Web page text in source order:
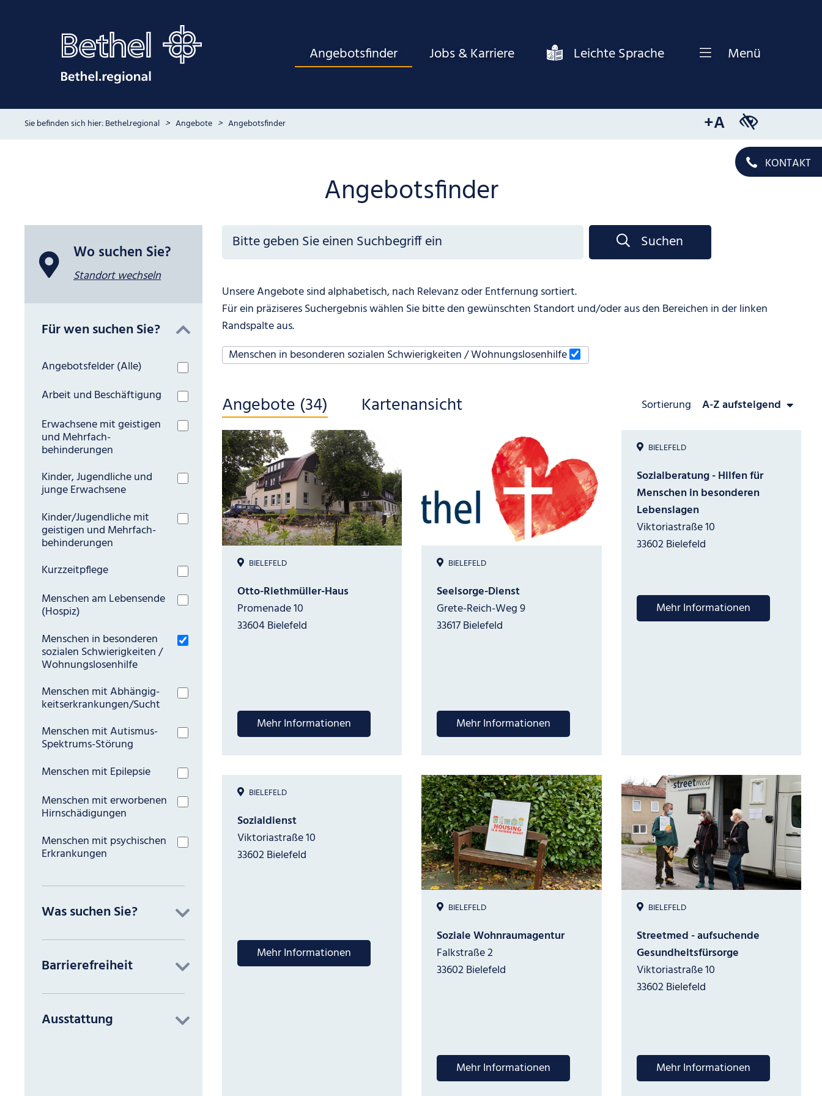
Angebotsfinder Jobs & Karriere Leichte Sprache Menü
Bethel.regional Angebote Angebotsfinder +A
KONTAKT
Angebotsfinder
Wo suchen Sie?
Standort wechseln
Für wen suchen Sie?
Angebotsfelder (Alle)
Arbeit und Beschäftigung
Erwachsene mit geistigen
und Mehrfach­
behinderungen
Kinder, Jugendliche und
junge Erwachsene
Kinder/Jugendliche mit
geistigen und Mehrfach­
behinderungen
Kurzzeitpflege
Menschen am Lebensende
(Hospiz)
Menschen in besonderen
sozialen Schwierigkeiten /
Wohnungslosenhilfe
Menschen mit Abhängig­
keits­erkran­kungen/Sucht
Menschen mit Autismus-
Spektrums-Störung
Menschen mit Epilepsie
Menschen mit erworbenen
Hirn­schädigungen
Menschen mit psychischen
Erkrankungen
Was suchen Sie?
Barrierefreiheit
Ausstattung
Suchbegriff Suchen
Unsere Angebote sind alphabetisch, nach Relevanz oder Entfernung sortiert.
Für ein präziseres Suchergebnis wählen Sie bitte den gewünschten Standort und/oder aus den Bereichen in der linken
Randspalte aus.
Für wen suchen Sie?
Menschen in besonderen sozialen Schwierigkeiten / Wohnungslosenhilfe
Angebote (34) Kartenansicht
Sortierung
Sortierung anwenden
BIELEFELD
Otto-Riethmüller-Haus
Promenade 10
33604 Bielefeld
Mehr Informationen
BIELEFELD
Seelsorge-Dienst
Grete-Reich-Weg 9
33617 Bielefeld
Mehr Informationen
BIELEFELD
Sozialberatung - Hilfen für
Menschen in besonderen
Lebenslagen
Viktoriastraße 10
33602 Bielefeld
Mehr Informationen
BIELEFELD
Sozialdienst
Viktoriastraße 10
33602 Bielefeld
Mehr Informationen
BIELEFELD
Soziale Wohnraumagentur
Falkstraße 2
33602 Bielefeld
Mehr Informationen
BIELEFELD
Streetmed - aufsuchende
Gesundheitsfürsorge
Viktoriastraße 10
33602 Bielefeld
Mehr Informationen